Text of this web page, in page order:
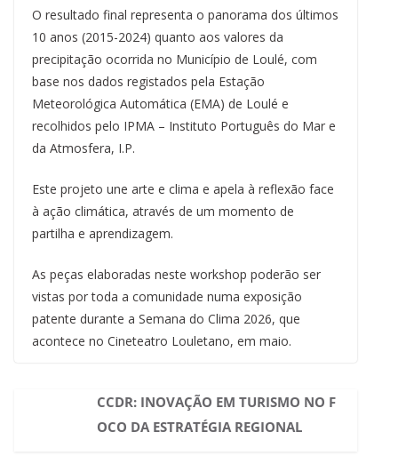
O resultado final representa o panorama dos últimos
10 anos (2015-2024) quanto aos valores da
precipitação ocorrida no Município de Loulé, com
base nos dados registados pela Estação
Meteorológica Automática (EMA) de Loulé e
recolhidos pelo IPMA – Instituto Português do Mar e
da Atmosfera, I.P.
Este projeto une arte e clima e apela à reflexão face
à ação climática, através de um momento de
partilha e aprendizagem.
As peças elaboradas neste workshop poderão ser
vistas por toda a comunidade numa exposição
patente durante a Semana do Clima 2026, que
acontece no Cineteatro Louletano, em maio.
CCDR: INOVAÇÃO EM TURISMO NO F
OCO DA ESTRATÉGIA REGIONAL